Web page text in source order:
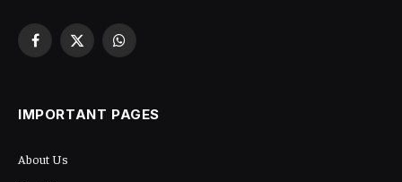
Facebook
X
WhatsApp
IMPORTANT PAGES
About Us